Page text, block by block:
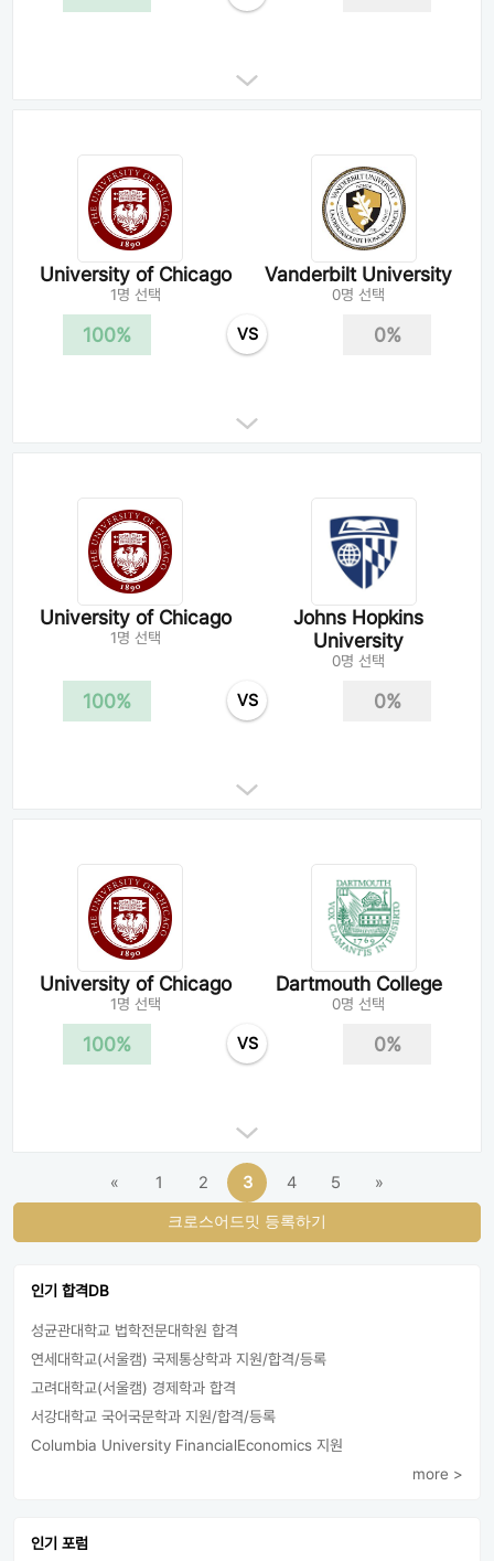
University of Chicago
1명 선택
Vanderbilt University
0명 선택
100% VS 0%
University of Chicago
1명 선택
Johns Hopkins
University
0명 선택
100% VS 0%
University of Chicago
1명 선택
Dartmouth College
0명 선택
100% VS 0%
« 1 2 3 4 5 »
크로스어드밋 등록하기
인기 합격DB
성균관대학교 법학전문대학원 합격
연세대학교(서울캠) 국제통상학과 지원/합격/등록
고려대학교(서울캠) 경제학과 합격
서강대학교 국어국문학과 지원/합격/등록
Columbia University FinancialEconomics 지원
more >
인기 포럼